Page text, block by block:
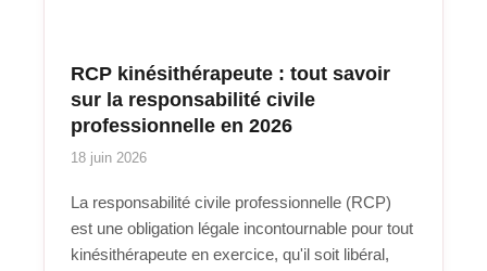
RCP kinésithérapeute : tout savoir
sur la responsabilité civile
professionnelle en 2026
18 juin 2026
La responsabilité civile professionnelle (RCP)
est une obligation légale incontournable pour tout
kinésithérapeute en exercice, qu'il soit libéral,